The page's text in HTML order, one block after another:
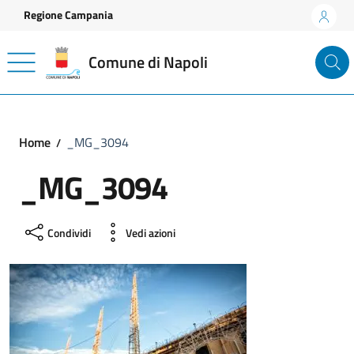
Vai ai contenuti
Vai al footer
Regione Campania
Comune di Napoli
Home _MG_3094
_MG_3094
Condividi Vedi azioni